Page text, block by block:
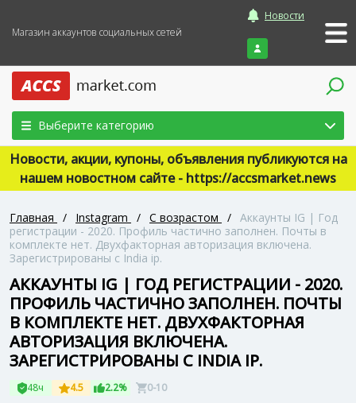
Магазин аккаунтов социальных сетей
Новости
Войти
Выберите категорию
Новости, акции, купоны, объявления публикуются на
нашем новостном сайте - https://accsmarket.news
Главная / Instagram / С возрастом / Аккаунты IG | Год
регистрации - 2020. Профиль частично заполнен. Почты в
комплекте нет. Двухфакторная авторизация включена.
Зарегистрированы с India ip.
АККАУНТЫ IG | ГОД РЕГИСТРАЦИИ - 2020.
ПРОФИЛЬ ЧАСТИЧНО ЗАПОЛНЕН. ПОЧТЫ
В КОМПЛЕКТЕ НЕТ. ДВУХФАКТОРНАЯ
АВТОРИЗАЦИЯ ВКЛЮЧЕНА.
ЗАРЕГИСТРИРОВАНЫ С INDIA IP.
48ч 4.5 2.2% 0-10